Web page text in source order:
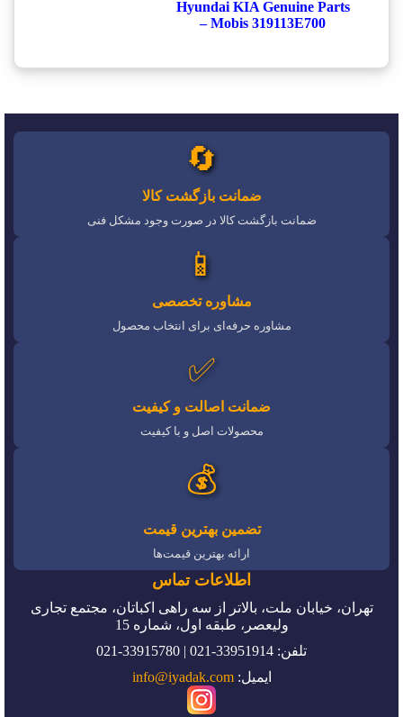
Hyundai KIA Genuine Parts
– Mobis 319113E700
🔄
ضمانت بازگشت کالا
ضمانت بازگشت کالا در صورت وجود مشکل فنی
📱
مشاوره تخصصی
مشاوره حرفه‌ای برای انتخاب محصول
✅
ضمانت اصالت و کیفیت
محصولات اصل و با کیفیت
💰
تضمین بهترین قیمت
ارائه بهترین قیمت‌ها
اطلاعات تماس
تهران، خیابان ملت، بالاتر از سه راهی اکباتان، مجتمع تجاری
ولیعصر، طبقه اول، شماره 15
تلفن: 33951914-021 | 33915780-021
ایمیل:info@iyadak.com